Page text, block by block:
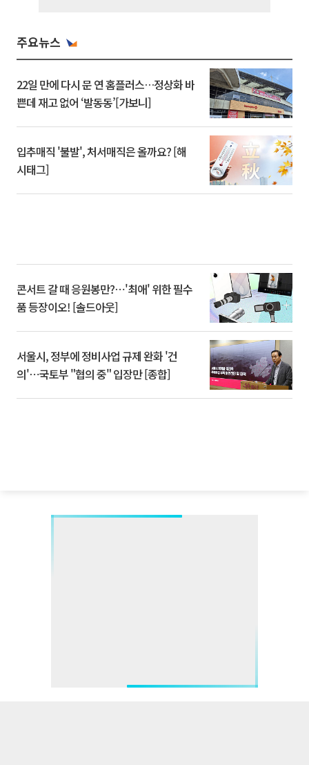
주요뉴스
22일 만에 다시 문 연 홈플러스…정상화 바
쁜데 재고 없어 ‘발동동’[가보니]
입추매직 '불발', 처서매직은 올까요? [해
시태그]
콘서트 갈 때 응원봉만?⋯'최애' 위한 필수
품 등장이오! [솔드아웃]
서울시, 정부에 정비사업 규제 완화 '건
의'⋯국토부 "협의 중" 입장만 [종합]